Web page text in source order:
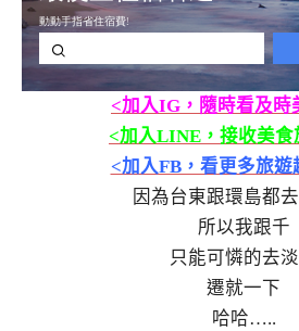
<加入IG，隨時看及時
<加入LINE，接收美食
<加入FB，看更多旅遊
因為台東跟環島都
所以我跟千
只能可憐的去
遷就一下
哈哈…..